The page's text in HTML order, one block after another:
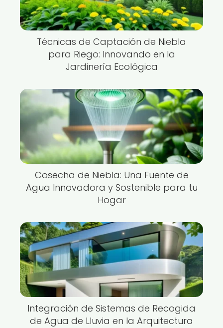
Técnicas de Captación de Niebla
para Riego: Innovando en la
Jardinería Ecológica
Cosecha de Niebla: Una Fuente de
Agua Innovadora y Sostenible para tu
Hogar
Integración de Sistemas de Recogida
de Agua de Lluvia en la Arquitectura